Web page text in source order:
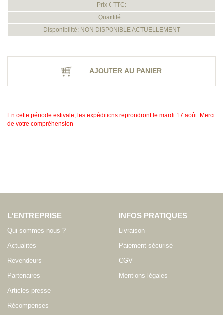
Prix € TTC:
Quantité:
Disponibilité: NON DISPONIBLE ACTUELLEMENT
AJOUTER AU PANIER
En cette période estivale, les expéditions reprondront le mardi 17 août. Merci
de votre compréhension
L'ENTREPRISE
Qui sommes-nous ?
Actualités
Revendeurs
Partenaires
Articles presse
Récompenses
INFOS PRATIQUES
Livraison
Paiement sécurisé
CGV
Mentions légales